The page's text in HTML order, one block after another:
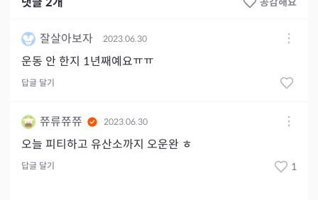
잘살아보자 2023.06.30
운동 안 한지 1년째예요ㅠㅠ
답글 달기
쮸류쮸쮸 2023.06.30
오늘 피티하고 유산소까지 오운완 ㅎ
답글 달기 1